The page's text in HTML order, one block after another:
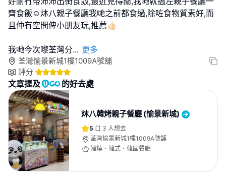
齊食飯☺️炑八親子餐廳我哋之前都食過,除咗食物質素好,而
且仲有空間俾小朋友玩,推薦👍🏻
我哋今次嚟荃灣分... 更多
荃灣愉景新城1樓1009A號舖
評分
文章提及 的好去處
炑八韓烤親子餐廳 (愉景新城)
5 3 人想去
荃灣愉景新城1樓1009A號舖
韓燒、韓式、韓國餐廳